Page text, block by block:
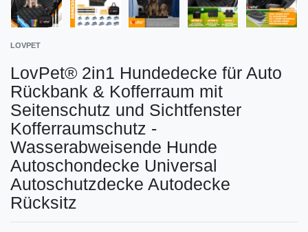
LOVPET
LovPet® 2in1 Hundedecke für Auto
Rückbank & Kofferraum mit
Seitenschutz und Sichtfenster
Kofferraumschutz -
Wasserabweisende Hunde
Autoschondecke Universal
Autoschutzdecke Autodecke
Rücksitz